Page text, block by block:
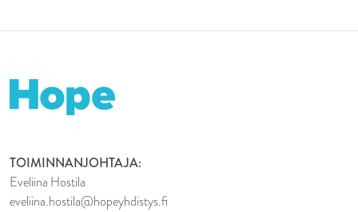
TOIMINNANJOHTAJA:
Eveliina Hostila
eveliina.hostila@hopeyhdistys.fi